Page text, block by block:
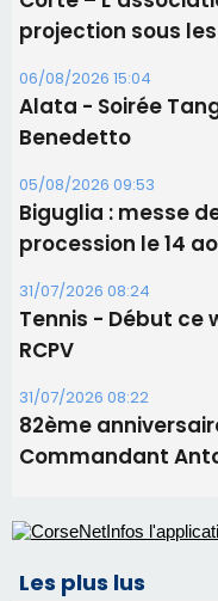
31/07/2026 08:24
Tennis - Début ce
RCPV
31/07/2026 08:22
82ème
Commandant
Les plus lus
Satine Nomary est la
d'un spectacle qui
Éclipse du 12 août :
profiter pleinement
consommation en
face à une nouvelle